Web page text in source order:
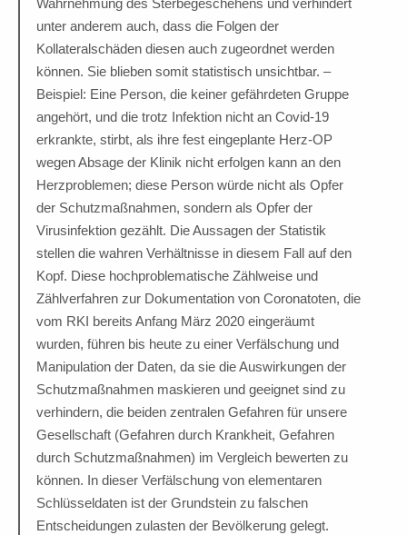
Wahrnehmung des Sterbegeschehens und verhindert
unter anderem auch, dass die Folgen der
Kollateralschäden diesen auch zugeordnet werden
können. Sie blieben somit statistisch unsichtbar. –
Beispiel: Eine Person, die keiner gefährdeten Gruppe
angehört, und die trotz Infektion nicht an Covid-19
erkrankte, stirbt, als ihre fest eingeplante Herz-OP
wegen Absage der Klinik nicht erfolgen kann an den
Herzproblemen; diese Person würde nicht als Opfer
der Schutzmaßnahmen, sondern als Opfer der
Virusinfektion gezählt. Die Aussagen der Statistik
stellen die wahren Verhältnisse in diesem Fall auf den
Kopf. Diese hochproblematische Zählweise und
Zählverfahren zur Dokumentation von Coronatoten, die
vom RKI bereits Anfang März 2020 eingeräumt
wurden, führen bis heute zu einer Verfälschung und
Manipulation der Daten, da sie die Auswirkungen der
Schutzmaßnahmen maskieren und geeignet sind zu
verhindern, die beiden zentralen Gefahren für unsere
Gesellschaft (Gefahren durch Krankheit, Gefahren
durch Schutzmaßnahmen) im Vergleich bewerten zu
können. In dieser Verfälschung von elementaren
Schlüsseldaten ist der Grundstein zu falschen
Entscheidungen zulasten der Bevölkerung gelegt.